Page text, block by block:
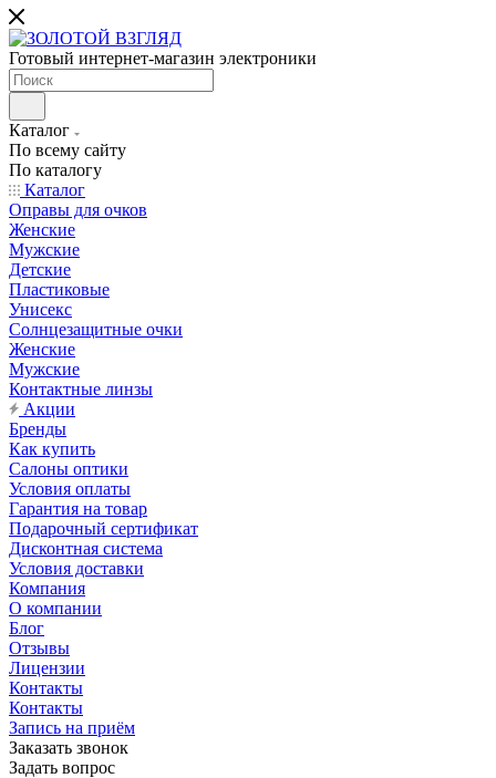
Готовый интернет-магазин электроники
Каталог
По всему сайту
По каталогу
Каталог
Оправы для очков
Женские
Мужские
Детские
Пластиковые
Унисекс
Солнцезащитные очки
Женские
Мужские
Контактные линзы
Акции
Бренды
Как купить
Салоны оптики
Условия оплаты
Гарантия на товар
Подарочный сертификат
Дисконтная система
Условия доставки
Компания
О компании
Блог
Отзывы
Лицензии
Контакты
Контакты
Запись на приём
Заказать звонок
Задать вопрос